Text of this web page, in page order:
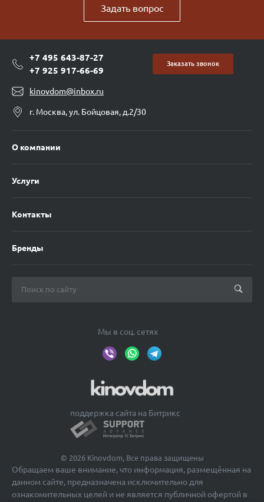
Задать вопрос
+7 495 643-87-27
+7 925 917-66-69
Заказать звонок
kinovdom@inbox.ru
г. Москва, ул. Бойцовая, д.2/30
О компании
Услуги
Контакты
Бренды
Мы в соц. сетях
© 2026 Kinovdom, Все права защищены
поддержка сайта на Битрикс
Обращаем ваше внимание, что информация, размещённая на
данном сайте, предназначена исключительно для
ознакомительных целей и не является публичной офертой в